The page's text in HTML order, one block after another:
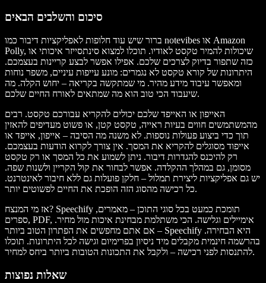
סיכום והשלבים הבאים
ברור שיש עוד חלופות לאפליקציות דיבור כמו notevibes או Amazon
Polly, שיכולות להמיר טקסט לאודיו. תוכלו למצוא סינתסייזר איכותי או
כזה שתפור בדיוק לצרכים שלכם. אפילו אפשר לבצע קריינות בעצמכם.
היתרונות של קורא טקסט לא נגמרים: מונע עייפות עיניים, משפר נוחות
ומאפשר עיבוד מידע מהיר. מי שמתקשה בקריאה – יחוש הקלה. מה
שיעבוד הכי טוב הוא מה שמתאים לאורח החיים שלכם.
האייפון או האייפד שלכם יכולים להקריא עבורכם טקסט. רבים
מהמשתמשים חווים בעיות ראייה, טקסט קטן, או פשוט מעדיפים להאזין
תוך כדי ביצוע פעולות נוספות. לא משנה מה הסיבה – אייפון, אייפד או
אייפוד מסוגלים להקריא את המסך. אין צורך לקרוא הודעות בעצמכם.
רק להיכנס להגדרות דיבור. ניתן לשמוע את כל המסך או רק טקסט
מסומן, גם במהלך ההקלדה. אפשר לבחור את קול הקריין ולשנות שפה.
יש גם אפליקציות ליצירת תמלול – חלקן פועלות גם ללא חיבור לאינטרנט.
כל רכישה מהסוג הזה הופכת את החיים לפשוטים יותר.
אז מי המנצח? Speechify תומכת כמעט בכל סוגי התוכן – מאמרים,
ספרים, PDF, אימיילים וגלישה. הכי משתלמת מבחינת איכות מול מחיר.
אם אתם מחפשים את הפתרון הטוב ביותר – Speechify היא הבחירה.
בהרשמה חינמית מקבלים מיד ניסיון בפרימיום וגישה לכל היתרונות. תוכלו
להתנסות לפני רכישה – ולקבל את התכונות הטובות ביותר ביחס למחיר.
שאלות נפוצות